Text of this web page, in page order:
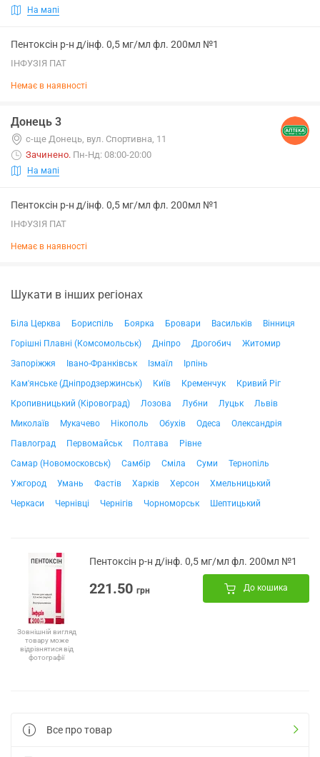
На мапі
Пентоксін р-н д/інф. 0,5 мг/мл фл. 200мл №1
ІНФУЗІЯ ПАТ
Немає в наявності
Донець 3
с-ще Донець, вул. Спортивна, 11
Зачинено. Пн-Нд: 08:00-20:00
На мапі
Пентоксін р-н д/інф. 0,5 мг/мл фл. 200мл №1
ІНФУЗІЯ ПАТ
Немає в наявності
Шукати в інших регіонах
Біла Церква Бориспіль Боярка Бровари Васильків
Вінниця
Горішні Плавні (Комсомольськ)
Дніпро Дрогобич
Житомир
Запоріжжя
Івано-Франківськ Ізмаїл
Ірпінь
Кам'янське (Дніпродзержинськ)
Київ Кременчук
Кривий Ріг
Кропивницький (Кіровоград)
Лозова Лубни Луцьк
Львів
Миколаїв
Мукачево Нікополь Обухів Одеса
Олександрія
Павлоград
Первомайськ Полтава
Рівне
Самар (Новомосковськ)
Самбір Сміла Суми
Тернопіль
Ужгород
Умань Фастів Харків Херсон
Хмельницький
Черкаси
Чернівці Чернігів Чорноморськ Шептицький
Зовнішній вигляд
товару може
відрізнятися від
фотографії
Пентоксін р-н д/інф. 0,5 мг/мл фл. 200мл №1
221.50 грн До кошика
Все про товар